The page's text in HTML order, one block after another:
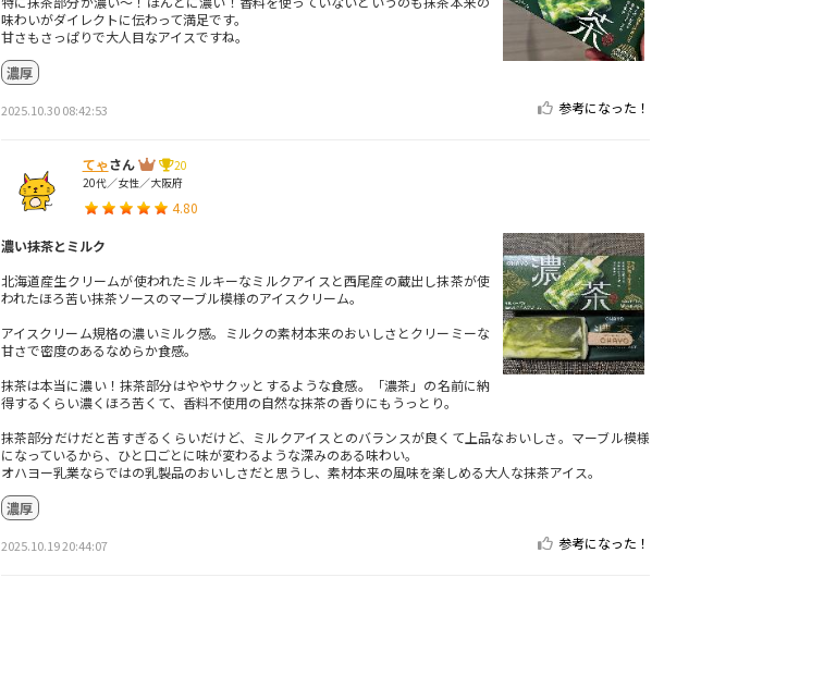
味わいがダイレクトに伝わって満足です。
甘さもさっぱりで大人目なアイスですね。
濃厚
2025.10.30 08:42:53 参考になった！
てゃさん
20
20代／女性／大阪府
4.80
濃い抹茶とミルク
北海道産生クリームが使われたミルキーなミルクアイスと西尾産の蔵出し抹茶が使
われたほろ苦い抹茶ソースのマーブル模様のアイスクリーム。
アイスクリーム規格の濃いミルク感。ミルクの素材本来のおいしさとクリーミーな
甘さで密度のあるなめらか食感。
抹茶は本当に濃い！抹茶部分はややサクッとするような食感。「濃茶」の名前に納
得するくらい濃くほろ苦くて、香料不使用の自然な抹茶の香りにもうっとり。
抹茶部分だけだと苦すぎるくらいだけど、ミルクアイスとのバランスが良くて上品なおいしさ。マーブル模様
になっているから、ひと口ごとに味が変わるような深みのある味わい。
オハヨー乳業ならではの乳製品のおいしさだと思うし、素材本来の風味を楽しめる大人な抹茶アイス。
濃厚
2025.10.19 20:44:07 参考になった！